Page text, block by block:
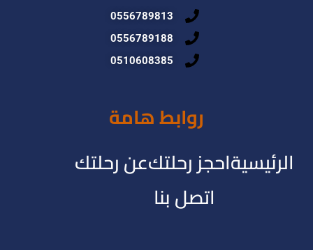
0556789813
0556789188
0510608385
روابط هامة
الرئيسيةاحجز رحلتكعن رحلتك
اتصل بنا